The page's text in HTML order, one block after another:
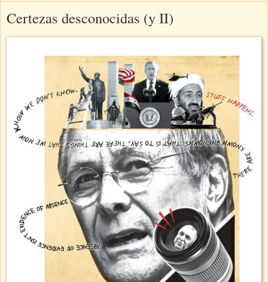
Certezas desconocidas (y II)